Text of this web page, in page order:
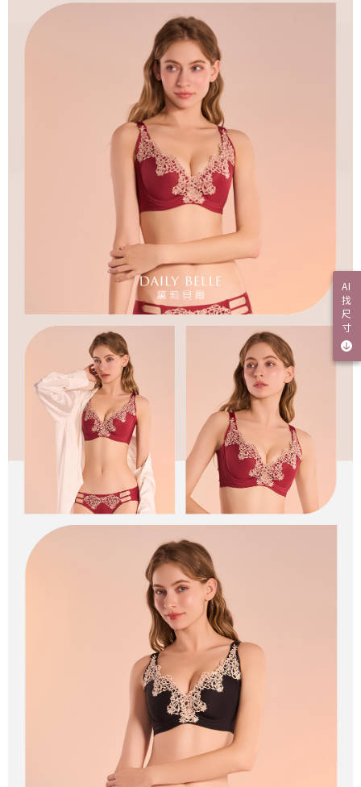
AI
找
尺
寸